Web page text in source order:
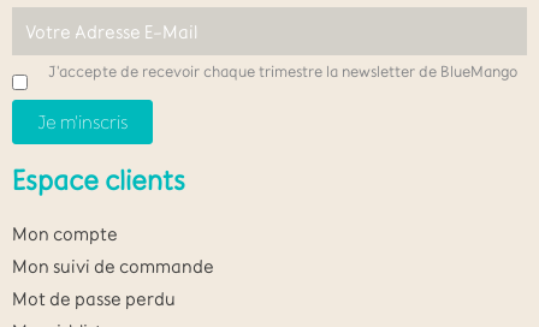
J'accepte de recevoir chaque trimestre la newsletter de BlueMango
Espace clients
Mon compte
Mon suivi de commande
Mot de passe perdu